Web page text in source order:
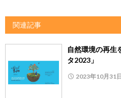
関連記事
自然環境の再生
タ2023」
2023年10月31日